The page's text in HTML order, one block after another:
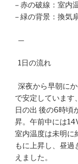
– 赤の破線：室内
– 緑の背景：換気
—
1日の流れ
深夜から早朝に
で安定しています、
日の出 後の6時頃
昇。午前中には
室内温度は未明
もに上昇し、昼
えました。